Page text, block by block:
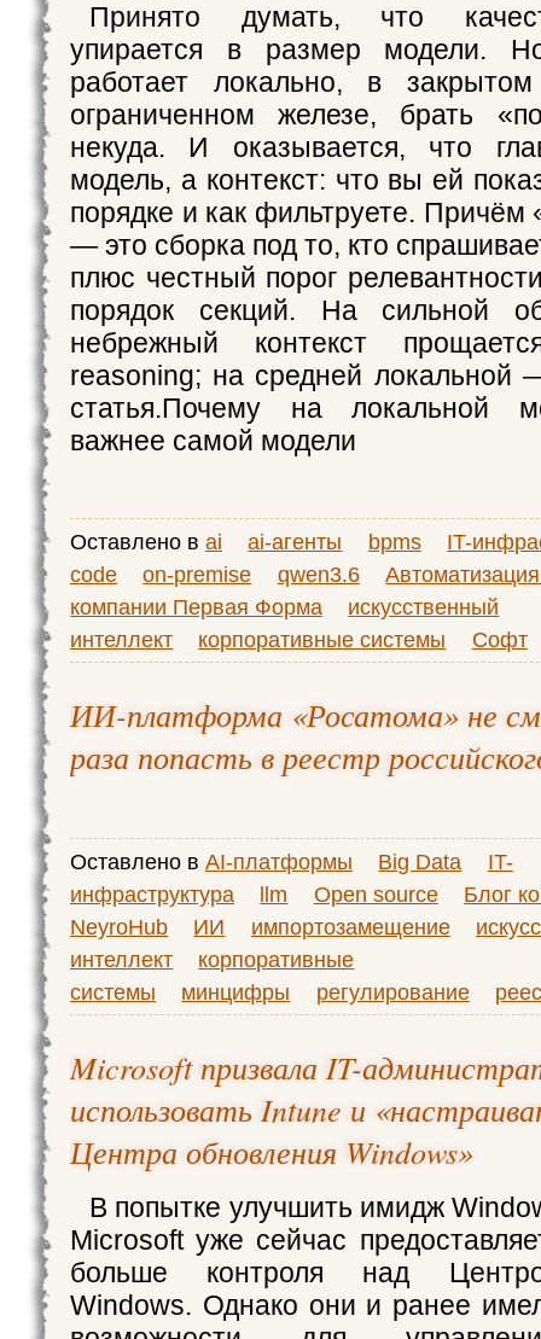
Принято думать, что
упирается в размер модели.
работает локально, в
ограниченном железе, брать
некуда. И оказывается, что
модель, а контекст: что вы ей
порядке и как фильтруете. Причём
— это сборка под то, кто
плюс честный порог
порядок секций. На сильной
небрежный контекст
reasoning; на средней локальной
статья.Почему на локальной
важнее самой модели
Оставлено в ai ai-агенты bpms
IT-
code
on-premise qwen3.6
компании Первая Форма
искусственный
интеллект
корпоративные системы Софт
ИИ-платформа «Росатома» не
раза попасть в реестр
Оставлено в AI-платформы Big Data
IT-
инфраструктура
llm Open source
Блог
NeyroHub
ИИ импортозамещение
интеллект
корпоративные
системы
минцифры регулирование
Microsoft призвала IT-
использовать Intune и
Центра обновления Windows»
В попытке улучшить имидж
Microsoft уже сейчас
больше контроля над
Windows. Однако они и ранее